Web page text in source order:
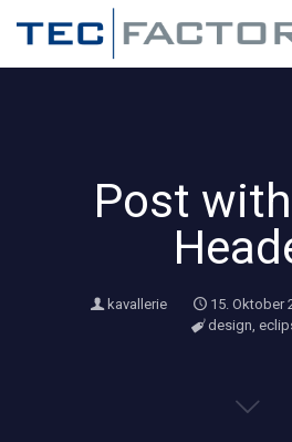
Post
kavallerie 15. Oktober
design,